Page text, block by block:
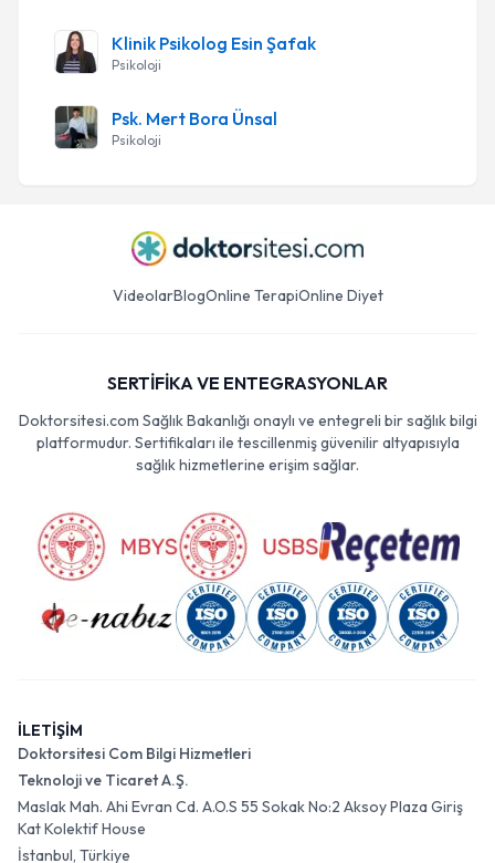
Klinik Psikolog Esin Şafak
Psikoloji
Psk. Mert Bora Ünsal
Psikoloji
VideolarBlogOnline TerapiOnline Diyet
SERTİFİKA VE ENTEGRASYONLAR
Doktorsitesi.com Sağlık Bakanlığı onaylı ve entegreli bir sağlık bilgi
platformudur. Sertifikaları ile tescillenmiş güvenilir altyapısıyla
sağlık hizmetlerine erişim sağlar.
İLETİŞİM
Doktorsitesi Com Bilgi Hizmetleri
Teknoloji ve Ticaret A.Ş.
Maslak Mah. Ahi Evran Cd. A.O.S 55 Sokak No:2 Aksoy Plaza Giriş
Kat Kolektif House
İstanbul, Türkiye